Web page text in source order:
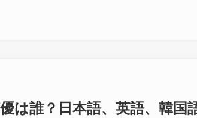
は誰？日本語、英語、韓国